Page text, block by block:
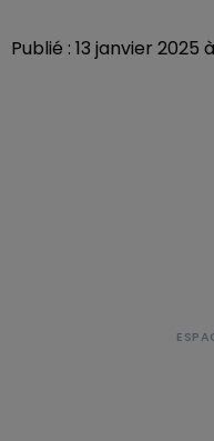
Publié : 13 janvier